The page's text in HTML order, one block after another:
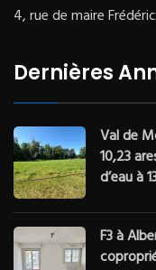
4, rue de maire
Dernières
Val de
10,23
d’eau à
F3 à